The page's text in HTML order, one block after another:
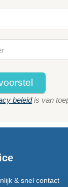
beleidis van
& snel contact